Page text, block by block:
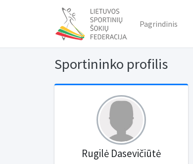
Pagrindinis
Sportininko profilis
Rugilė Dasevičiūtė